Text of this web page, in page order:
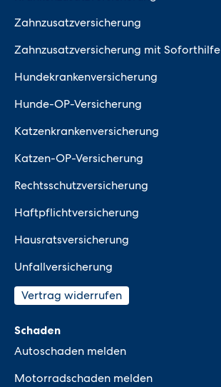
Zahnzusatzversicherung
Zahnzusatzversicherung mit Soforthilfe
Hundekrankenversicherung
Hunde-OP-Versicherung
Katzenkrankenversicherung
Katzen-OP-Versicherung
Rechtsschutzversicherung
Haftpflichtversicherung
Hausratsversicherung
Unfallversicherung
Vertrag widerrufen
Schaden
Autoschaden melden
Motorradschaden melden